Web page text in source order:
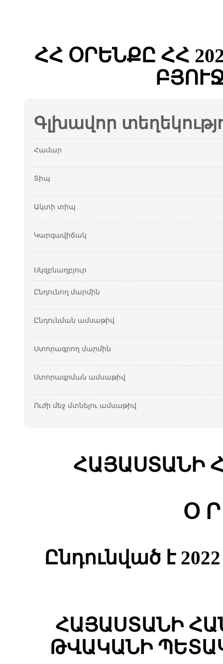
ՀՀ ՕՐԵՆՔԸ ՀՀ
Գլխավոր
Համար
Տիպ
Ակտի տիպ
Կարգավիճակ
Սկզբնաղբյուր
Ընդունող մարմին
Ընդունման ամսաթիվ
Ստորագրող մարմին
Ստորագրման ամսաթիվ
Ուժի մեջ մտնելու ամսաթիվ
ՀԱՅԱՍՏԱՆԻ
Օ
Ընդունված է
ՀԱՅԱՍՏԱՆԻ
ԹՎԱԿԱՆԻ